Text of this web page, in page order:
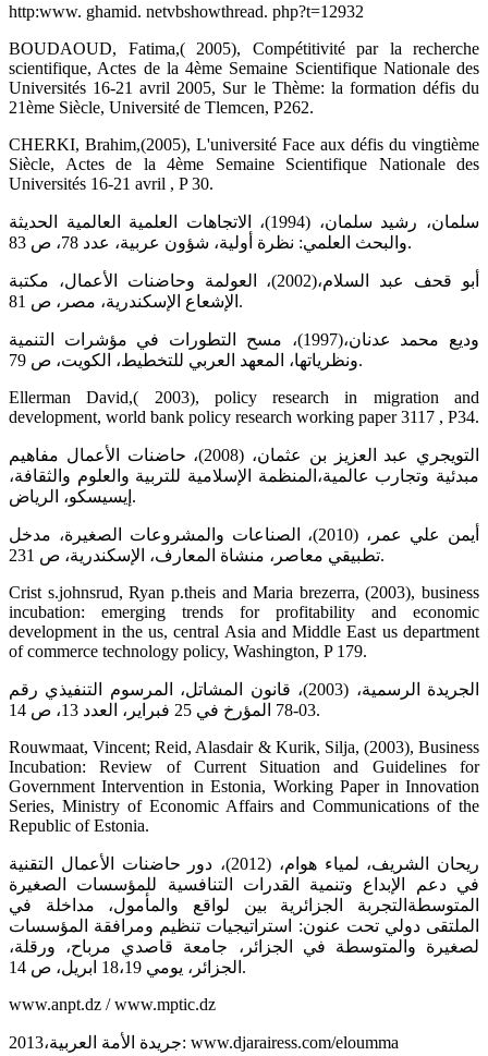
http:www. ghamid. netvbshowthread. php?t=12932
BOUDAOUD, Fatima,( 2005), Compétitivité par la recherche
scientifique, Actes de la 4ème Semaine Scientifique Nationale des
Universités 16-21 avril 2005, Sur le Thème: la formation défis du
21ème Siècle, Université de Tlemcen, P262.
CHERKI, Brahim,(2005), L'université Face aux défis du vingtième
Siècle, Actes de la 4ème Semaine Scientifique Nationale des
Universités 16-21 avril , P 30.
سلمان، رشيد سلمان، (1994)، الاتجاهات العلمية العالمية الحديثة
والبحث العلمي: نظرة أولية، شؤون عربية، عدد 78، ص 83.
أبو قحف عبد السلام،(2002)، العولمة وحاضنات الأعمال، مكتبة
الإشعاع الإسكندرية، مصر، ص 81.
وديع محمد عدنان،(1997)، مسح التطورات في مؤشرات التنمية
ونظرياتها، المعهد العربي للتخطيط، الكويت، ص 79.
Ellerman David,( 2003), policy research in migration and
development, world bank policy research working paper 3117 , P34.
التويجري عبد العزيز بن عثمان، (2008)، حاضنات الأعمال مفاهيم
مبدئية وتجارب عالمية،المنظمة الإسلامية للتربية والعلوم والثقافة،
إيسيسكو، الرياض.
أيمن علي عمر، (2010)، الصناعات والمشروعات الصغيرة، مدخل
تطبيقي معاصر، منشاة المعارف، الإسكندرية، ص 231.
Crist s.johnsrud, Ryan p.theis and Maria brezerra, (2003), business
incubation: emerging trends for profitability and economic
development in the us, central Asia and Middle East us department
of commerce technology policy, Washington, P 179.
الجريدة الرسمية، (2003)، قانون المشاتل، المرسوم التنفيذي رقم
03-78 المؤرخ في 25 فبراير، العدد 13، ص 14.
Rouwmaat, Vincent; Reid, Alasdair & Kurik, Silja, (2003), Business
Incubation: Review of Current Situation and Guidelines for
Government Intervention in Estonia, Working Paper in Innovation
Series, Ministry of Economic Affairs and Communications of the
Republic of Estonia.
ريحان الشريف، لمياء هوام، (2012)، دور حاضنات الأعمال التقنية
في دعم الإبداع وتنمية القدرات التنافسية للمؤسسات الصغيرة
المتوسطةالتجربة الجزائرية بين لواقع والمأمول، مداخلة في
الملتقى دولي تحت عنون: استراتيجيات تنظيم ومرافقة المؤسسات
لصغيرة والمتوسطة في الجزائر، جامعة قاصدي مرباح، ورقلة،
الجزائر، يومي 18،19 ابريل، ص 14.
www.anpt.dz / www.mptic.dz
جريدة الأمة العربية،2013: www.djarairess.com/eloumma